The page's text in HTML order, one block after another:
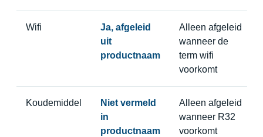
Wifi
Ja, afgeleid
uit
productnaam
Alleen afgeleid
wanneer de
term wifi
voorkomt
Koudemiddel
Niet vermeld
in
productnaam
Alleen afgeleid
wanneer R32
voorkomt